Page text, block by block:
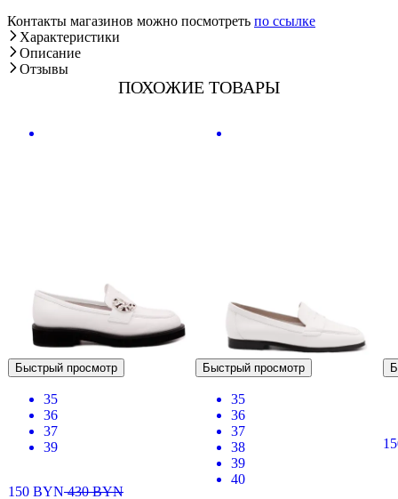
Контакты магазинов можно посмотреть по ссылке
Характеристики
Описание
Отзывы
ПОХОЖИЕ ТОВАРЫ
Быстрый просмотр
35
36
37
39
150 BYN430BYN
Быстрый просмотр
35
36
37
38
39
40